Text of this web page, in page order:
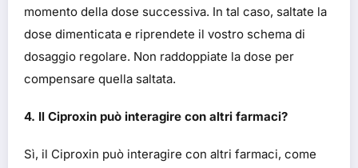
momento della dose successiva. In tal caso, saltate la
dose dimenticata e riprendete il vostro schema di
dosaggio regolare. Non raddoppiate la dose per
compensare quella saltata.
4. Il Ciproxin può interagire con altri farmaci?
Sì, il Ciproxin può interagire con altri farmaci, come